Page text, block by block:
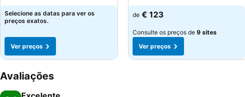
Selecione as datas para ver os
preços exatos.
Ver preços
de € 123
Consulte os preços de 9 sites
Ver preços
Avaliações